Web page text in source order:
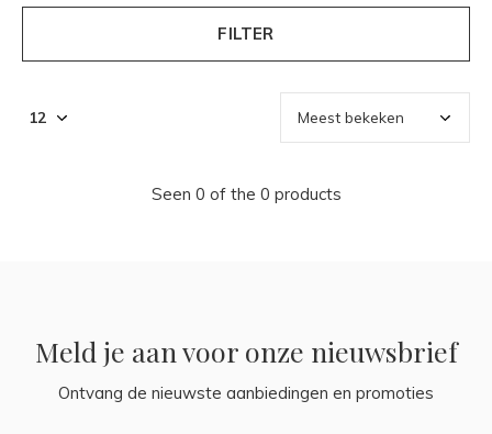
FILTER
Seen 0 of the 0 products
Meld je aan voor onze nieuwsbrief
Ontvang de nieuwste aanbiedingen en promoties